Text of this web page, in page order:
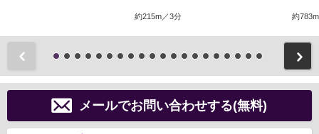
約215m／3分 約
メールでお問い合わせする(無料)